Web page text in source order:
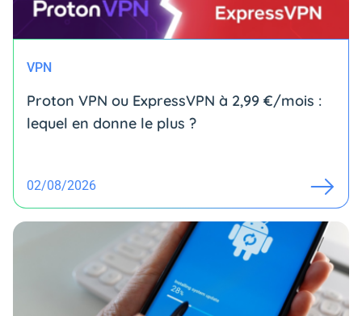
VPN
Proton VPN ou ExpressVPN à 2,99 €/mois :
lequel en donne le plus ?
02/08/2026